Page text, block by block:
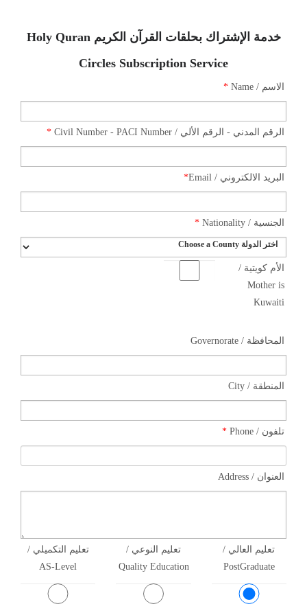
خدمة الإشتراك بحلقات القرآن الكريم Holy Quran
Circles Subscription Service
الاسم / Name *
الرقم المدني - الرقم الألي / Civil Number - PACI Number *
البريد الالكتروني / Email *
الجنسية / Nationality *
الأم كويتية /
Mother is
Kuwaiti
المحافظة / Governorate
المنطقة / City
تلفون / Phone *
العنوان / Address
تعليم العالي /
PostGraduate
تعليم النوعي /
Quality Education
تعليم التكميلي /
AS-Level